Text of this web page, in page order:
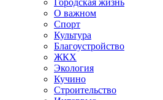
Городская жизнь
О важном
Спорт
Культура
Благоустройство
ЖКХ
Экология
Кучино
Строительство